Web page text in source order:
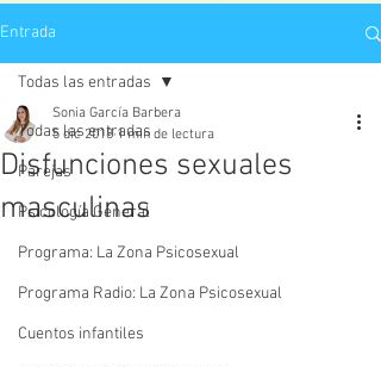
Entrada
Todas las entradas
Parejas
Psicología General
Programa: La Zona Psicosexual
Programa Radio: La Zona Psicosexual
Cuentos infantiles
Todas las entradas
Disfunciones sexuales
masculinas
Sonia García Barbera
5 dic 2018 1 min de lectura